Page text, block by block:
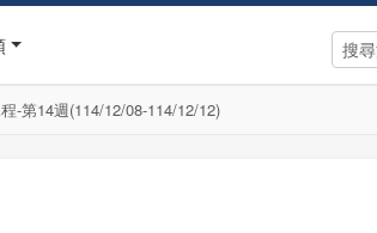
-第14週(114/12/08-114/12/12)